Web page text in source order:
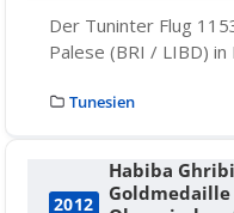
Der Tuninter Flug
Palese (BRI / LIBD)
Tunesien
2012
Habiba